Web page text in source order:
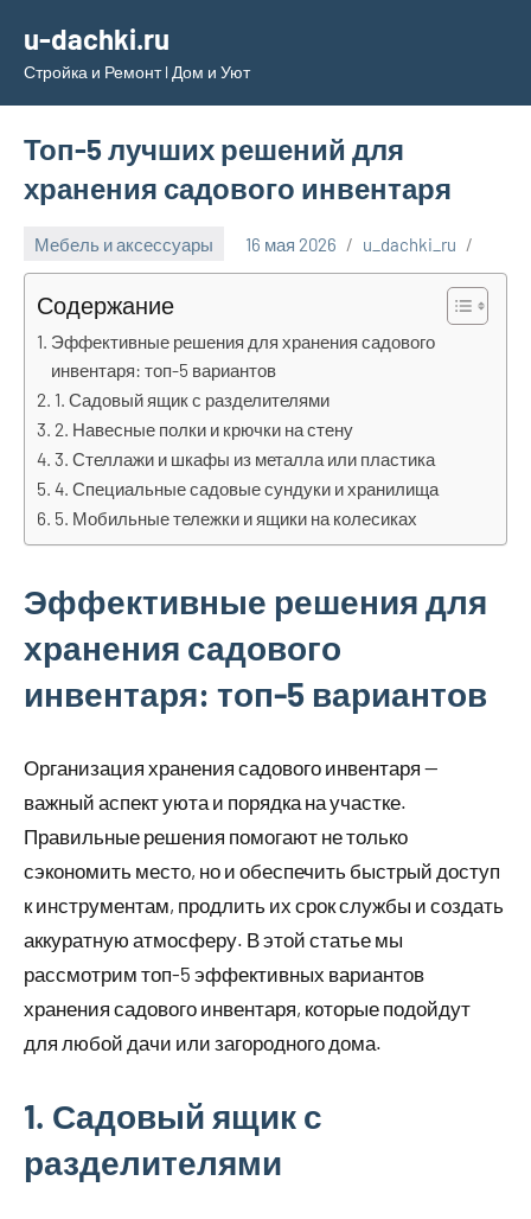
содержимому
u-dachki.ru
Стройка и Ремонт l Дом и Уют
Топ-5 лучших решений для
хранения садового инвентаря
Мебель и аксессуары 16 мая 2026 u_dachki_ru
Содержание
Эффективные решения для хранения садового
инвентаря: топ-5 вариантов
1. Садовый ящик с разделителями
2. Навесные полки и крючки на стену
3. Стеллажи и шкафы из металла или пластика
4. Специальные садовые сундуки и хранилища
5. Мобильные тележки и ящики на колесиках
Эффективные решения для
хранения садового
инвентаря: топ-5 вариантов
Организация хранения садового инвентаря —
важный аспект уюта и порядка на участке.
Правильные решения помогают не только
сэкономить место, но и обеспечить быстрый доступ
к инструментам, продлить их срок службы и создать
аккуратную атмосферу. В этой статье мы
рассмотрим топ-5 эффективных вариантов
хранения садового инвентаря, которые подойдут
для любой дачи или загородного дома.
1. Садовый ящик с
разделителями